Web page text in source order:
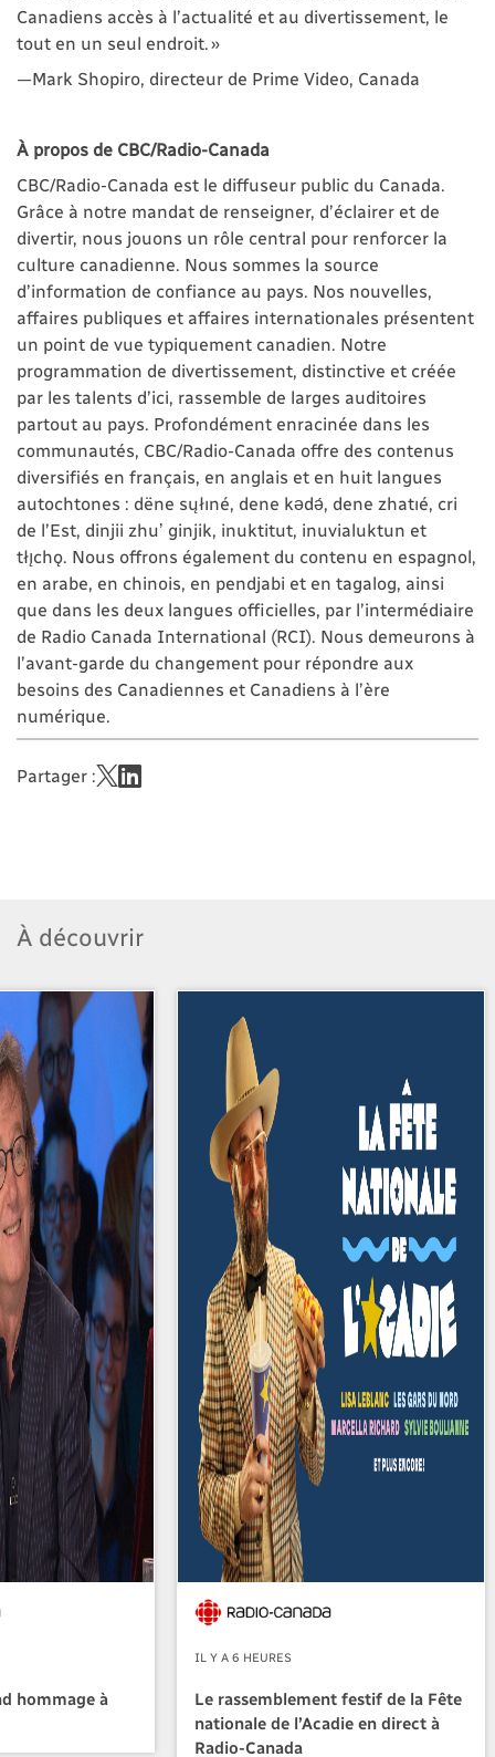
Canadiens accès à l’actualité et au divertissement, le
tout en un seul endroit. »
—Mark Shopiro, directeur de Prime Video, Canada
À propos de CBC/Radio-Canada
CBC/Radio-Canada est le diffuseur public du Canada.
Grâce à notre mandat de renseigner, d’éclairer et de
divertir, nous jouons un rôle central pour renforcer la
culture canadienne. Nous sommes la source
d’information de confiance au pays. Nos nouvelles,
affaires publiques et affaires internationales présentent
un point de vue typiquement canadien. Notre
programmation de divertissement, distinctive et créée
par les talents d’ici, rassemble de larges auditoires
partout au pays. Profondément enracinée dans les
communautés, CBC/Radio-Canada offre des contenus
diversifiés en français, en anglais et en huit langues
autochtones : dëne sųłıné, dene kǝdǝ́, dene zhatıé, cri
de l’Est, dinjii zhuʼ ginjik, inuktitut, inuvialuktun et
tłı̨chǫ. Nous offrons également du contenu en espagnol,
en arabe, en chinois, en pendjabi et en tagalog, ainsi
que dans les deux langues officielles, par l’intermédiaire
de Radio Canada International (RCI). Nous demeurons à
l’avant-garde du changement pour répondre aux
besoins des Canadiennes et Canadiens à l’ère
numérique.
Partager :
À découvrir
hommage à
IL Y A 6 HEURES
Le rassemblement festif de la Fête
nationale de l’Acadie en direct à
Radio-Canada